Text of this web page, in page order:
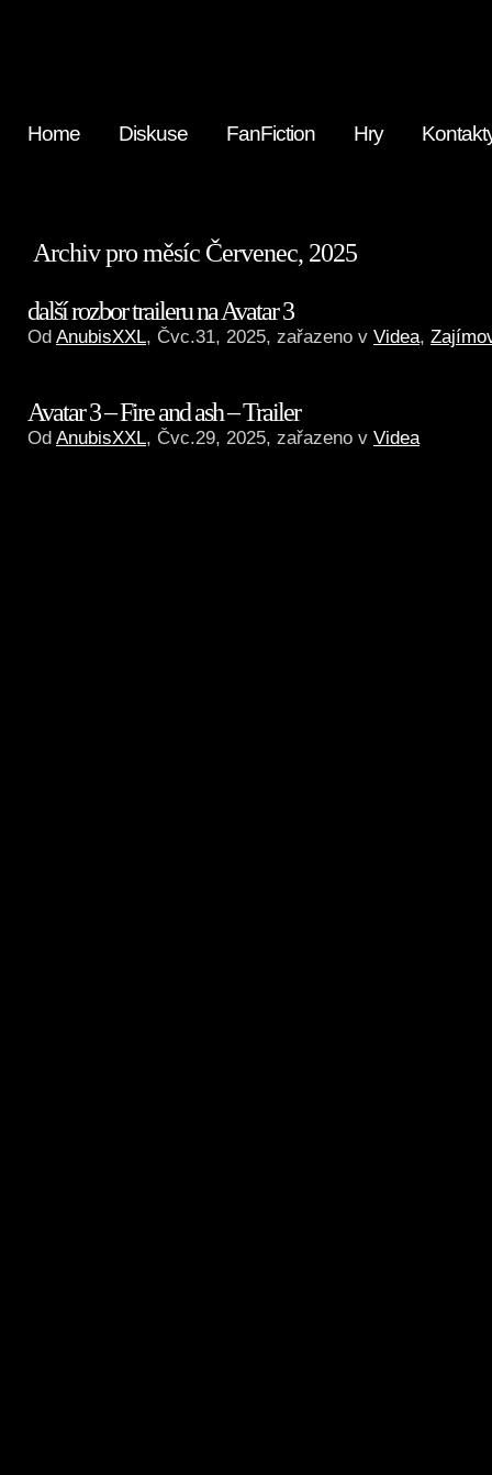
Home Diskuse FanFiction Hry
Archiv pro měsíc Červenec, 2025
další rozbor traileru na Avatar 3
Od AnubisXXL, Čvc.31, 2025, zařazeno v Videa,
Avatar 3 – Fire and ash – Trailer
Od AnubisXXL, Čvc.29, 2025, zařazeno v Videa